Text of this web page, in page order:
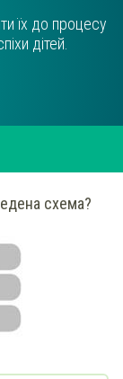
їх до процесу
дітей.
схема?